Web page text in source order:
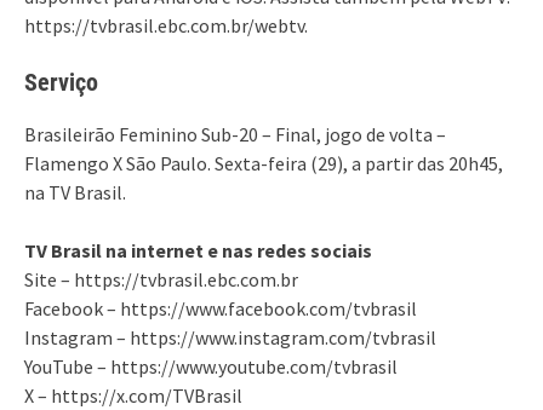
https://tvbrasil.ebc.com.br/webtv.
Serviço
Brasileirão Feminino Sub-20 – Final, jogo de volta –
Flamengo X São Paulo. Sexta-feira (29), a partir das 20h45,
na TV Brasil.
TV Brasil na internet e nas redes sociais
Site – https://tvbrasil.ebc.com.br
Facebook – https://www.facebook.com/tvbrasil
Instagram – https://www.instagram.com/tvbrasil
YouTube – https://www.youtube.com/tvbrasil
X – https://x.com/TVBrasil